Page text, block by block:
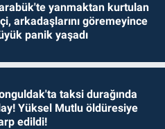
yanmaktan kurtulan
arkadaşlarını göremeyince
panik yaşadı
taksi durağında
Yüksel Mutlu öldüresiye
edildi!